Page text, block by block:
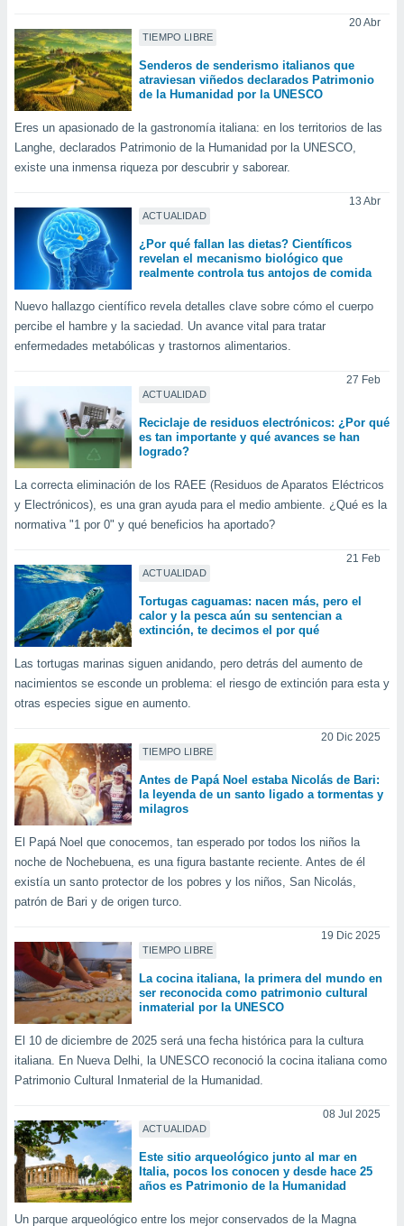
abono
únicos
como
este sitio
IP
de
posible
traten tus
a lo que
Para
su
u
datos
momento
en
de
un
o acceder
datos
utilizar
uso de
la
contenido
medir el
la
el
del
o a través
de
de
de
TIEMPO LIBRE
20 Abr
Senderos de senderismo italianos que
atraviesan viñedos declarados Patrimonio
de la Humanidad por la UNESCO
Eres un apasionado de la gastronomía italiana: en los territorios de las
Langhe, declarados Patrimonio de la Humanidad por la UNESCO,
existe una inmensa riqueza por descubrir y saborear.
ACTUALIDAD
13 Abr
¿Por qué fallan las dietas? Científicos
revelan el mecanismo biológico que
realmente controla tus antojos de comida
Nuevo hallazgo científico revela detalles clave sobre cómo el cuerpo
percibe el hambre y la saciedad. Un avance vital para tratar
enfermedades metabólicas y trastornos alimentarios.
ACTUALIDAD
27 Feb
Reciclaje de residuos electrónicos: ¿Por qué
es tan importante y qué avances se han
logrado?
La correcta eliminación de los RAEE (Residuos de Aparatos Eléctricos
y Electrónicos), es una gran ayuda para el medio ambiente. ¿Qué es la
normativa "1 por 0" y qué beneficios ha aportado?
ACTUALIDAD
21 Feb
Tortugas caguamas: nacen más, pero el
calor y la pesca aún su sentencian a
extinción, te decimos el por qué
Las tortugas marinas siguen anidando, pero detrás del aumento de
nacimientos se esconde un problema: el riesgo de extinción para esta y
otras especies sigue en aumento.
TIEMPO LIBRE
20 Dic 2025
Antes de Papá Noel estaba Nicolás de Bari:
la leyenda de un santo ligado a tormentas y
milagros
El Papá Noel que conocemos, tan esperado por todos los niños la
noche de Nochebuena, es una figura bastante reciente. Antes de él
existía un santo protector de los pobres y los niños, San Nicolás,
patrón de Bari y de origen turco.
TIEMPO LIBRE
19 Dic 2025
La cocina italiana, la primera del mundo en
ser reconocida como patrimonio cultural
inmaterial por la UNESCO
El 10 de diciembre de 2025 será una fecha histórica para la cultura
italiana. En Nueva Delhi, la UNESCO reconoció la cocina italiana como
Patrimonio Cultural Inmaterial de la Humanidad.
ACTUALIDAD
08 Jul 2025
Este sitio arqueológico junto al mar en
Italia, pocos los conocen y desde hace 25
años es Patrimonio de la Humanidad
Un parque arqueológico entre los mejor conservados de la Magna